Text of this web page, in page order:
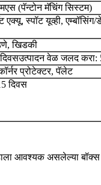
(पॅन्टोन मॅचिंग सिस्टम)
स्पॉट यूव्ही, एम्बॉसिंग/
खिडकी
उत्पादन वेळ जलद करा:
प्रोटेक्टर, पॅलेट
दिवस
आवश्यक असलेल्या